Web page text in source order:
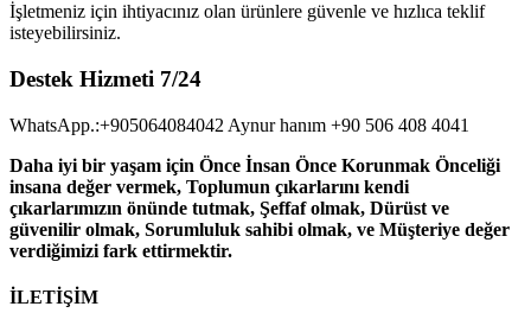
İşletmeniz için ihtiyacınız olan ürünlere güvenle ve hızlıca teklif
isteyebilirsiniz.
Destek Hizmeti 7/24
WhatsApp.:+905064084042 Aynur hanım +90 506 408 4041
Daha iyi bir yaşam için Önce İnsan Önce Korunmak Önceliği
insana değer vermek, Toplumun çıkarlarını kendi
çıkarlarımızın önünde tutmak, Şeffaf olmak, Dürüst ve
güvenilir olmak, Sorumluluk sahibi olmak, ve Müşteriye değer
verdiğimizi fark ettirmektir.
İLETİŞİM